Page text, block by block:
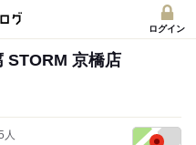
ログイン
STORM 京橋店
人